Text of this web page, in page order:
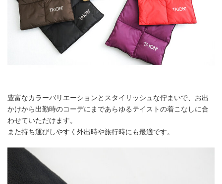
豊富なカラーバリエーションとスタイリッシュな佇まいで、お出
かけから出勤時のコーデにまであらゆるテイストの着こなしに合
わせていただけます。
また持ち運びしやすく外出時や旅行時にも最適です。